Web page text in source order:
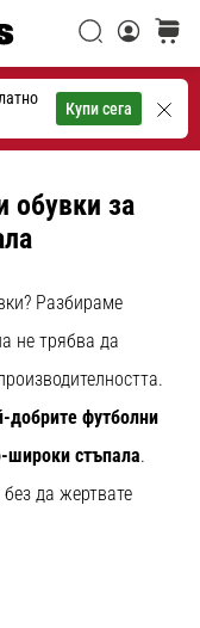
Купи сега
Търси
Търсене
обувки за
Разбираме
не трябва да
добрите футболни
широки стъпала.
да жертвате